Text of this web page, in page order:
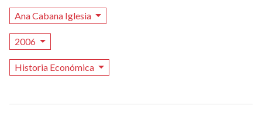
Ana Cabana Iglesia
2006
Historia Económica